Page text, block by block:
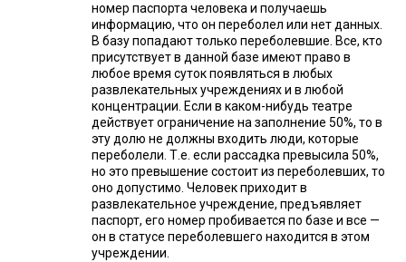
номер паспорта человека и получаешь
информацию, что он переболел или нет данных.
В базу попадают только переболевшие. Все, кто
присутствует в данной базе имеют право в
любое время суток появляться в любых
развлекательных учреждениях и в любой
концентрации. Если в каком-нибудь театре
действует ограничение на заполнение 50%, то в
эту долю не должны входить люди, которые
переболели. Т.е. если рассадка превысила 50%,
но это превышение состоит из переболевших, то
оно допустимо. Человек приходит в
развлекательное учреждение, предъявляет
паспорт, его номер пробивается по базе и все —
он в статусе переболевшего находится в этом
учреждении.